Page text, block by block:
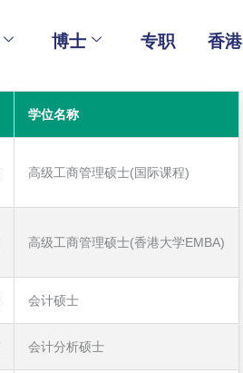
博士 专职 香
学位名称
高级工商管理硕士(国际课程)
高级工商管理硕士(香港大学EMBA)
会计硕士
会计分析硕士